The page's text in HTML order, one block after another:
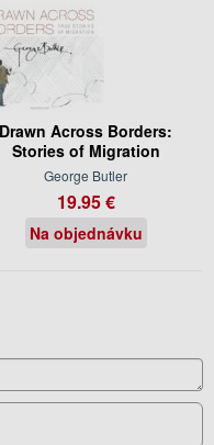
Drawn Across Borders:
Stories of Migration
George Butler
19.95 €
Na objednávku